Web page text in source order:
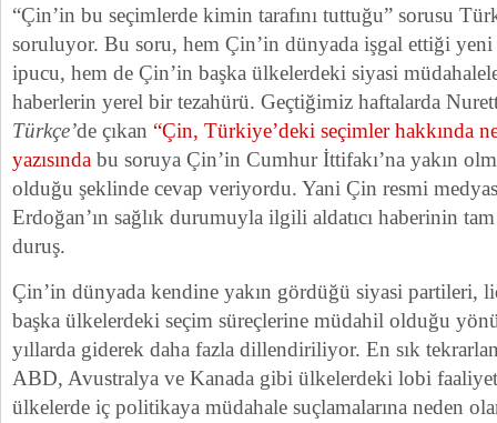
“Çin’in bu seçimlerde kimin tarafını tuttuğu” sorusu
soruluyor. Bu soru, hem Çin’in dünyada işgal ettiği
ipucu, hem de Çin’in başka ülkelerdeki siyasi
haberlerin yerel bir tezahürü. Geçtiğimiz haftalarda
Türkçe’de çıkan “Çin, Türkiye’deki seçimler hakkında
yazısında bu soruya Çin’in Cumhur İttifakı’na yakın
olduğu şeklinde cevap veriyordu. Yani Çin resmi
Erdoğan’ın sağlık durumuyla ilgili aldatıcı haberinin
duruş.
Çin’in dünyada kendine yakın gördüğü siyasi partileri,
başka ülkelerdeki seçim süreçlerine müdahil olduğu
yıllarda giderek daha fazla dillendiriliyor. En sık
ABD, Avustralya ve Kanada gibi ülkelerdeki lobi
ülkelerde iç politikaya müdahale suçlamalarına neden